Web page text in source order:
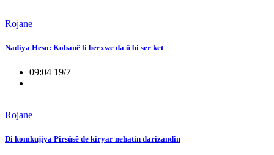
Rojane
Nadiya Heso: Kobanê li berxwe da û bi ser ket
09:04 19/7
Rojane
Di komkujiya Pirsûsê de kiryar nehatin darizandin